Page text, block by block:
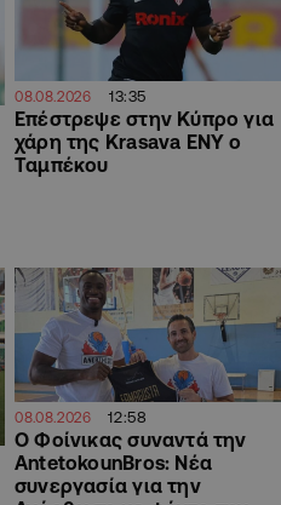
08.08.2026 13:35
Επέστρεψε στην Κύπρο για
χάρη της Krasava ΕΝΥ ο
Ταμπέκου
08.08.2026 12:58
Ο Φοίνικας συναντά την
AntetokounBros: Νέα
συνεργασία για την